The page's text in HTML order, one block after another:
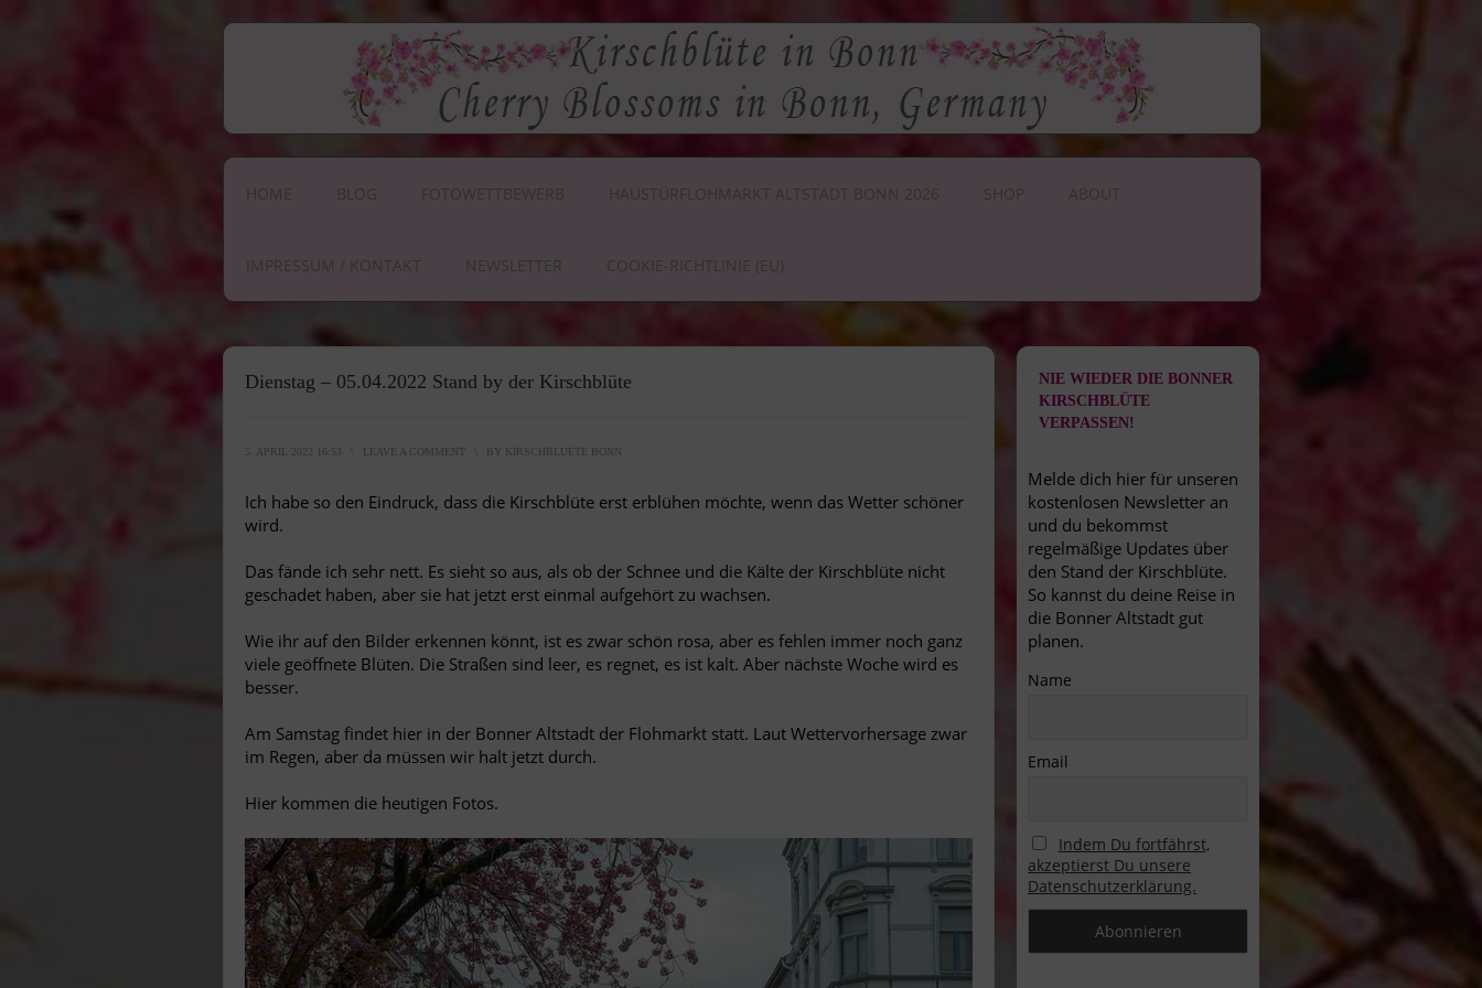
HOME BLOG FOTOWETTBEWERB HAUSTÜRFLOHMARKT ALTSTADT BONN 2026 SHOP ABOUT
IMPRESSUM / KONTAKT NEWSLETTER COOKIE-RICHTLINIE (EU)
Dienstag – 05.04.2022 Stand by der Kirschblüte
5. APRIL 2022 16:53 LEAVE A COMMENT BY KIRSCHBLUETE BONN
Ich habe so den Eindruck, dass die Kirschblüte erst erblühen möchte, wenn das Wetter schöner
wird.
Das fände ich sehr nett. Es sieht so aus, als ob der Schnee und die Kälte der Kirschblüte nicht
geschadet haben, aber sie hat jetzt erst einmal aufgehört zu wachsen.
Wie ihr auf den Bilder erkennen könnt, ist es zwar schön rosa, aber es fehlen immer noch ganz
viele geöffnete Blüten. Die Straßen sind leer, es regnet, es ist kalt. Aber nächste Woche wird es
besser.
Am Samstag findet hier in der Bonner Altstadt der Flohmarkt statt. Laut Wettervorhersage zwar
im Regen, aber da müssen wir halt jetzt durch.
Hier kommen die heutigen Fotos.
NIE WIEDER DIE BONNER
KIRSCHBLÜTE
VERPASSEN!
Melde dich hier für unseren
kostenlosen Newsletter an
und du bekommst
regelmäßige Updates über
den Stand der Kirschblüte.
So kannst du deine Reise in
die Bonner Altstadt gut
planen.
Name
Email
Indem Du fortfährst,
akzeptierst Du unsere
Datenschutzerklärung.